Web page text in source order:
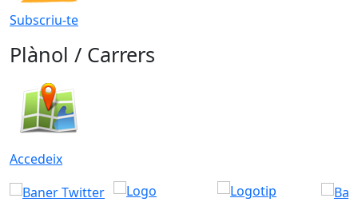
Subscriu-te
Plànol / Carrers
Accedeix